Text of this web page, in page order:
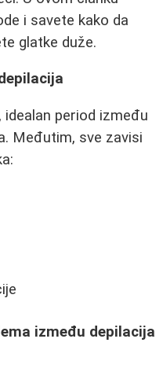
i savete kako da
glatke duže.
period između
Međutim, sve zavisi
između depilacija